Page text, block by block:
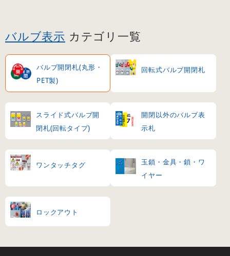
バルブ表示 カテゴリ一覧
バルブ開閉札(丸形・
PET製)
回転式バルブ開閉札
スライド式バルブ開
閉札(回転タイプ)
開閉以外のバルブ表
示札
ワンタッチタグ
玉鎖・金具・鎖・ワ
イヤー
ロックアウト